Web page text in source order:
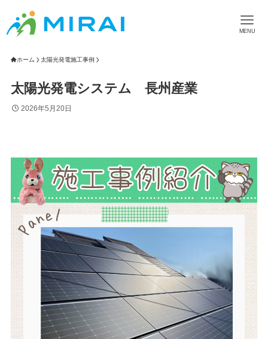
MENU
ホーム 太陽光発電施工事例
太陽光発電システム 長州産業
2026年5月20日